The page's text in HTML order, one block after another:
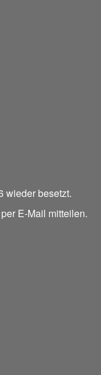
wieder besetzt.
E-Mail mitteilen.